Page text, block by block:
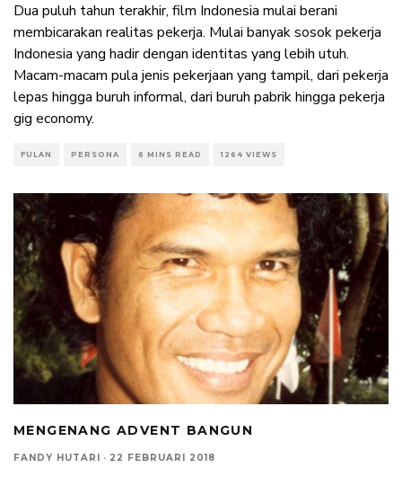
Dua puluh tahun terakhir, film Indonesia mulai berani
membicarakan realitas pekerja. Mulai banyak sosok pekerja
Indonesia yang hadir dengan identitas yang lebih utuh.
Macam-macam pula jenis pekerjaan yang tampil, dari pekerja
lepas hingga buruh informal, dari buruh pabrik hingga pekerja
gig economy.
FULAN PERSONA 6 MINS READ 1264 VIEWS
MENGENANG ADVENT BANGUN
FANDY HUTARI · 22 FEBRUARI 2018